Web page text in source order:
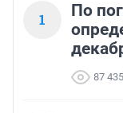
1
По
87 435